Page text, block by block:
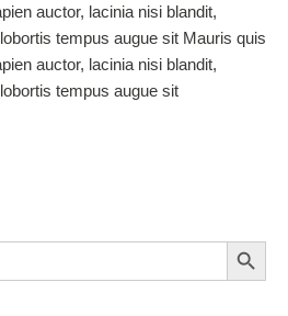
auctor, lacinia nisi blandit,
tempus augue sit Mauris quis
auctor, lacinia nisi blandit,
tempus augue sit
Search Button